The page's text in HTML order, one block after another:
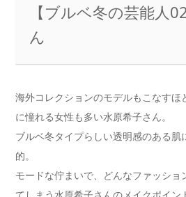
【ブルベ冬の芸能人
ん
海外コレクションのモデルもこなすほ
に憧れる女性も多い水原希子さん。
ブルベ冬タイプらしい透明感のある肌
的。
モードな佇まいで、どんなファッショ